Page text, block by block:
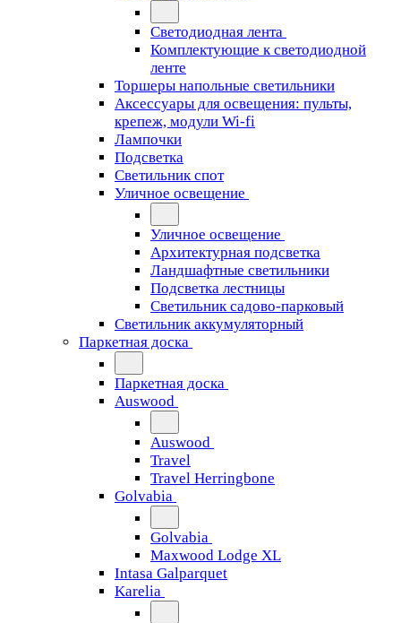
Светодиодная лента
Комплектующие к светодиодной
ленте
Торшеры напольные светильники
Аксессуары для освещения: пульты,
крепеж, модули Wi-fi
Лампочки
Подсветка
Светильник спот
Уличное освещение
Уличное освещение
Архитектурная подсветка
Ландшафтные светильники
Подсветка лестницы
Светильник садово-парковый
Светильник аккумуляторный
Паркетная доска
Паркетная доска
Auswood
Auswood
Travel
Travel Herringbone
Golvabia
Golvabia
Maxwood Lodge XL
Intasa Galparquet
Karelia